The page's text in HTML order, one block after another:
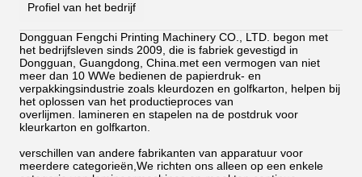
Profiel van het bedrijf
Dongguan Fengchi Printing Machinery CO., LTD. begon met
het bedrijfsleven sinds 2009, die is fabriek gevestigd in
Dongguan, Guangdong, China.met een vermogen van niet
meer dan 10 WWe bedienen de papierdruk- en
verpakkingsindustrie zoals kleurdozen en golfkarton, helpen bij
het oplossen van het productieproces van
overlijmen.
lamineren en stapelen na de postdruk voor
kleurkarton en golfkarton.
verschillen van andere fabrikanten van apparatuur voor
meerdere categorieën,We richten ons alleen op een enkele